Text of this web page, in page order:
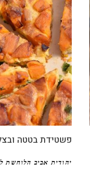
פשטידת בטטה
יהודית אביב הלוחשת